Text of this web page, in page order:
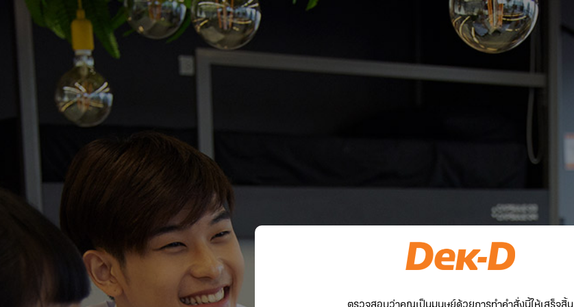
ตรวจสอบว่าคุณเป็นมนุษย์ด้วยการทำคำสั่งนี้ให้เสร็จสิ้น